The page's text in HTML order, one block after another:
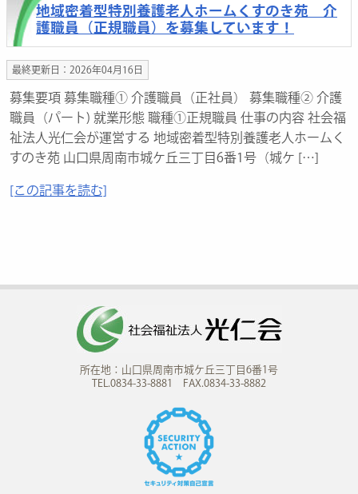
地域密着型特別養護老人ホームくすのき苑 介
護職員（正規職員）を募集しています！
最終更新日：2026年04月16日
募集要項 募集職種① 介護職員（正社員） 募集職種② 介護
職員（パート) 就業形態 職種①正規職員 仕事の内容 社会福
祉法人光仁会が運営する 地域密着型特別養護老人ホームく
すのき苑 山口県周南市城ケ丘三丁目6番1号（城ケ […]
[この記事を読む]
所在地：山口県周南市城ケ丘三丁目6番1号
TEL.0834-33-8881 FAX.0834-33-8882